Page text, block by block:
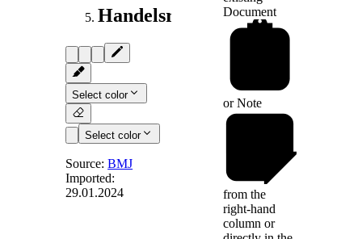
Handelsrecht
Select color
Select color
Art. 74
Source:BMJ
Imported:
29.01.2024
Document
orNote
from the
right-hand
column or